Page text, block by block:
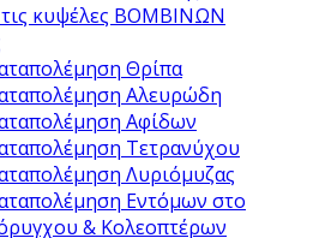
τις κυψέλες ΒΟΜΒΙΝΩΝ
Θρίπα
Αλευρώδη
Αφίδων
Τετρανύχου
Λυριόμυζας
Εντόμων στο
& Κολεοπτέρων